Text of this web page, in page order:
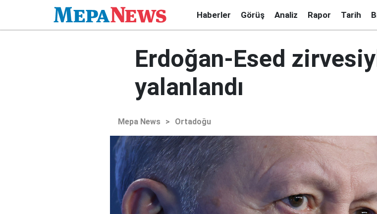
Haberler Görüş Analiz Rapor Tarih
Erdoğan-Esed
yalanlandı
Mepa News > Ortadoğu